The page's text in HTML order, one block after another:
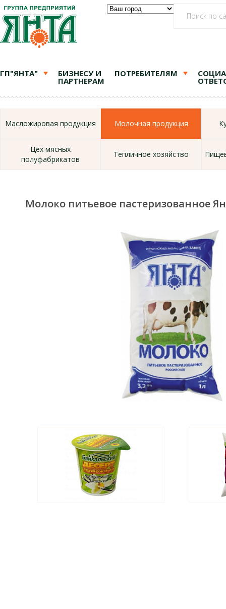
ГП"ЯНТА" БИЗНЕСУ И
ПАРТНЕРАМ
ПОТРЕБИТЕЛЯМ
Масложировая продукция Молочная продукция
Цех мясных
полуфабрикатов
Тепличное хозяйство
Молоко питьевое пастеризованное